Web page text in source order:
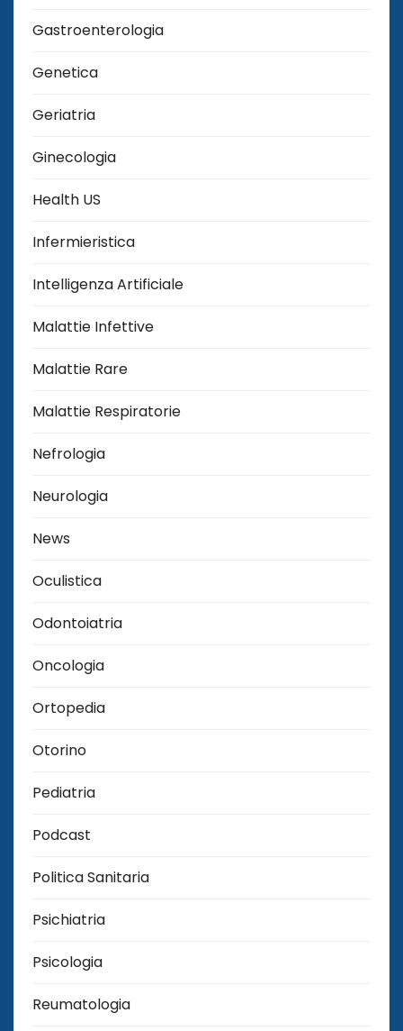
Gastroenterologia
Genetica
Geriatria
Ginecologia
Health US
Infermieristica
Intelligenza Artificiale
Malattie Infettive
Malattie Rare
Malattie Respiratorie
Nefrologia
Neurologia
News
Oculistica
Odontoiatria
Oncologia
Ortopedia
Otorino
Pediatria
Podcast
Politica Sanitaria
Psichiatria
Psicologia
Reumatologia